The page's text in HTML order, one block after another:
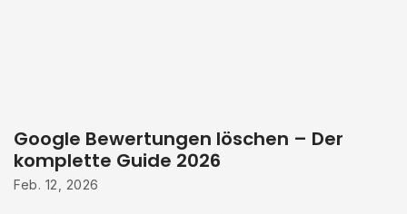
Google Bewertungen löschen – Der
komplette Guide 2026
Feb. 12, 2026